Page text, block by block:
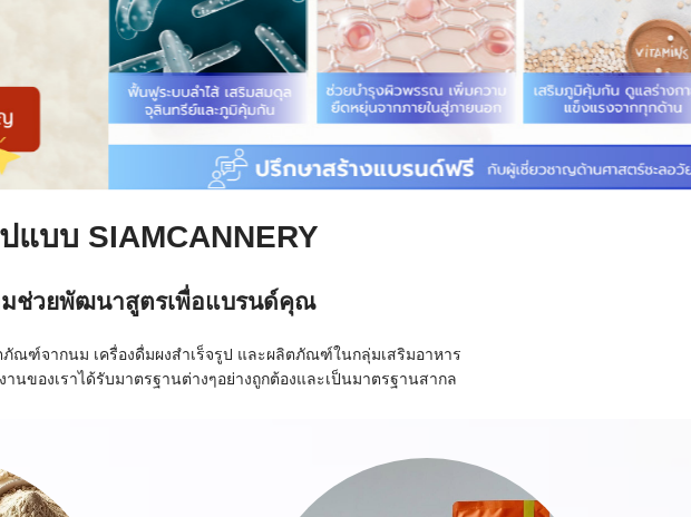
แบบ SIAMCANNERY
มช่วยพัฒนาสูตรเพื่อแบรนด์คุณ
ภัณฑ์จากนม เครื่องดื่มผงสำเร็จรูป และผลิตภัณฑ์ในกลุ่มเสริมอาหาร
ของเราได้รับมาตรฐานต่างๆอย่างถูกต้องและเป็นมาตรฐานสากล